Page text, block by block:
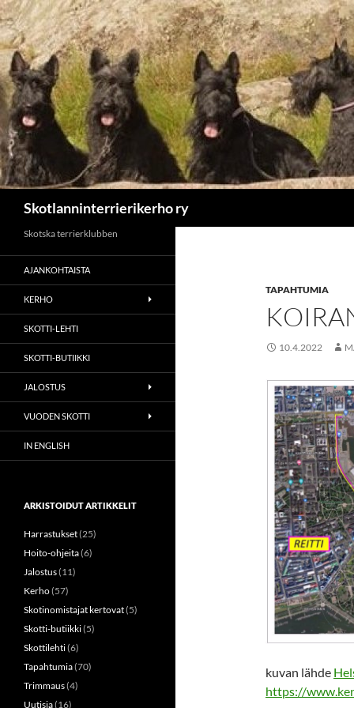
Skotlanninterrierikerho ry
TAPAHTUMIA
10.4.2022
kuvan lähde
https://
Skotska terrierklubben
AJANKOHTAISTA
KERHO
SKOTTI-LEHTI
SKOTTI-BUTIIKKI
JALOSTUS
VUODEN SKOTTI
IN ENGLISH
ARKISTOIDUT ARTIKKELIT
Harrastukset(25)
Hoito-ohjeita(6)
Jalostus(11)
Kerho(57)
Skotinomistajat kertovat(5)
Skotti-butiikki(5)
Skottilehti(6)
Tapahtumia(70)
Trimmaus(4)
Uutisia(16)